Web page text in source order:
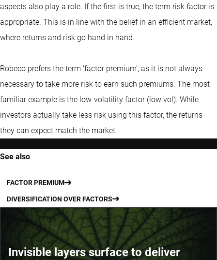
aspects also play a role. If the first is true, the term risk factor is
appropriate. This is in line with the belief in an efficient market,
where returns and risk go hand in hand.
Robeco prefers the term 'factor premium', as it is not always
necessary to take more risk to earn such premiums. The most
familiar example is the low-volatility factor (low vol). While
investors actually take less risk using this factor, the returns
they can expect match the market.
See also
FACTOR PREMIUM
DIVERSIFICATION OVER FACTORS
Invisible layers surface to deliver